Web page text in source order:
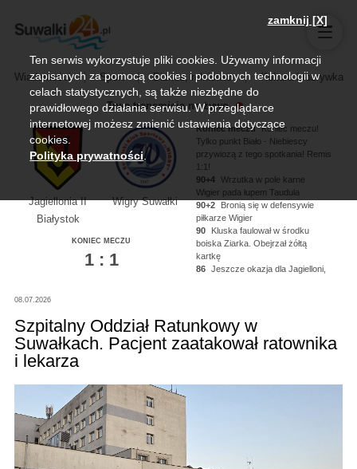
Wiadomości Sport Biznes, rolnictwo Kultura i rozrywka
Trwa transmisja na żywo
Jagiellonia II
Białystok
Wigry Suwałki
KONIEC MECZU
1 : 1
Koniec meczu Koniec meczu!
Tylko punkt Biało - Niebiescy
przywiozą z tego spotkania! Remis
1:1!
90+4
Wrzutka w pole karne
Wigier pada łupem Taudula
90+2
Bronią się w defensywie
piłkarze Wigier
90
Kluska faulował w środku
boiska Ziarka. Obejrzał żółtą
kartkę
86
Jeszcze okazja dla Jagielloni,
Noworyty, strzał niecelny!
08.07.2026
Szpitalny Oddział Ratunkowy w
Suwałkach. Pacjent zaatakował ratownika
i lekarza
zamknij [X]
Ten serwis wykorzystuje pliki cookies. Używamy informacji
zapisanych za pomocą cookies i podobnych technologii w
celach statystycznych, są także niezbędne do
prawidłowego działania serwisu. W przeglądarce
internetowej możesz zmienić ustawienia dotyczące
cookies.
Polityka prywatności.